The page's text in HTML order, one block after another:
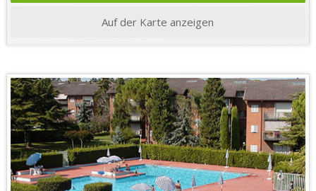
Auf der Karte anzeigen